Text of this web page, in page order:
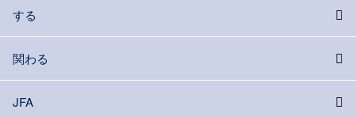
する
関わる
JFA